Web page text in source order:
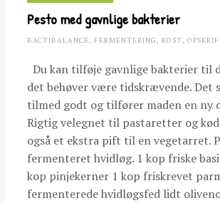
Pesto med gavnlige bakterier
BACTIBALANCE, FERMENTERING, KOST,
Du kan tilføje gavnlige bakterier til
det behøver være tidskrævende. Det
tilmed godt og tilfører maden en ny
Rigtig velegnet til pastaretter og
også et ekstra pift til en vegetarret.
fermenteret hvidløg. 1 kop friske
kop pinjekerner 1 kop friskrevet
fermenterede hvidløgsfed lidt